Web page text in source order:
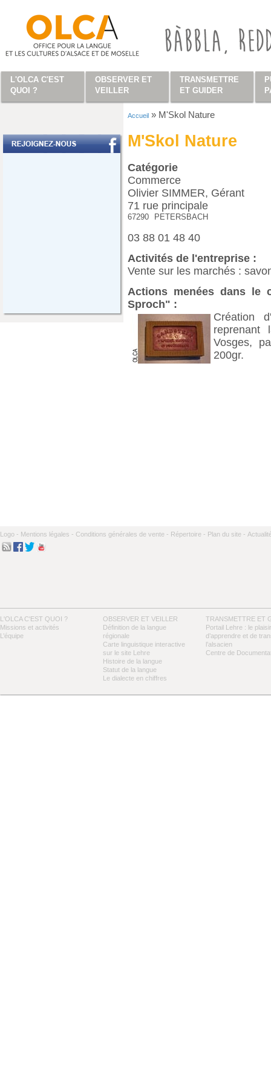
Accueil » M'Skol Nature
M'Skol Nature
Catégorie
Commerce
Olivier SIMMER, Gérant
71 rue principale
67290 PETERSBACH
03 88 01 48 40
Activités de l'entreprise :
Vente sur les marchés :
Actions menées dans le
Sproch" :
Création
Vosges,
200gr.
Logo - Mentions légales - Conditions générales de vente - Répertoire - Plan du site -
L'OLCA C'EST QUOI ?
Missions et activités
L’équipe
OBSERVER ET VEILLER
Définition de la langue
régionale
Carte linguistique interactive
sur le site Lehre
Histoire de la langue
Statut de la langue
Le dialecte en chiffres
TRANSMETTRE ET
Portail Lehre : le plaisir
d’apprendre et de
l’alsacien
Centre de
L'OLCA C'EST
QUOI ?
OBSERVER ET
VEILLER
TRANSMETTRE
ET GUIDER